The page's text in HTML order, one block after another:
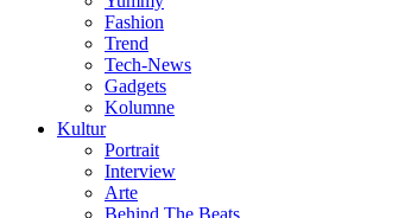
Fashion
Trend
Tech-News
Gadgets
Kolumne
Kultur
Portrait
Interview
Arte
Behind The Beats